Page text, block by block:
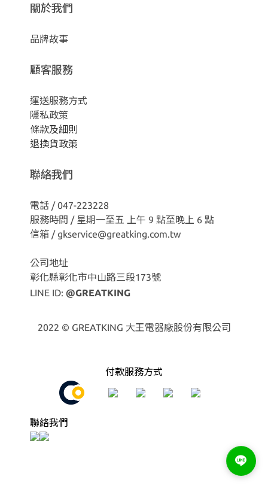
關於我們
品牌故事
顧客服務
運送服務方式
隱私政策
條款及細則
退換貨政策
聯絡我們
電話 / 047-223228
服務時間 / 星期一至五 上午 9 點至晚上 6 點
信箱 / gkservice@greatking.com.tw
公司地址
彰化縣彰化市中山路三段173號
LINE ID: @GREATKING
2022 © GREATKING 大王電器廠股份有限公司
付款服務方式
聯絡我們